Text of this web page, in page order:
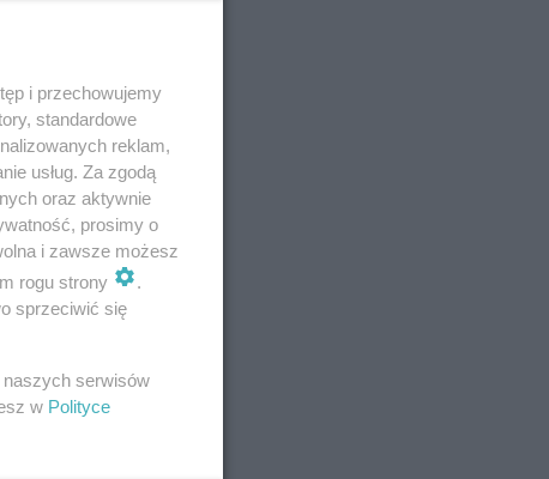
i przechowujemy
standardowe
reklam,
usług. Za zgodą
oraz aktywnie
prosimy o
i zawsze możesz
rogu strony
.
sprzeciwić się
naszych serwisów
w Polityce